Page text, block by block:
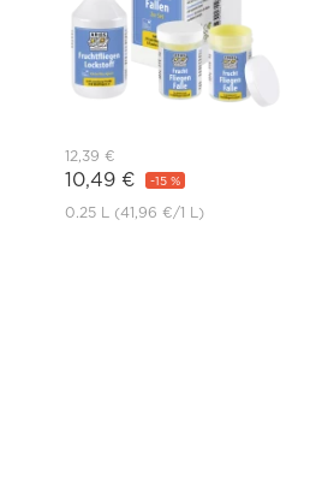
12,39 €
10,49 € -15 %
0.25 L (41,96 €/1 L)